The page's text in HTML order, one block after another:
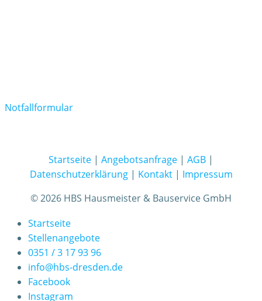
Notfallformular
Startseite | Angebotsanfrage | AGB |
Datenschutzerklärung| Kontakt| Impressum
© 2026 HBS Hausmeister & Bauservice GmbH
Startseite
Stellenangebote
0351 / 3 17 93 96
info@hbs-dresden.de
Facebook
Instagram